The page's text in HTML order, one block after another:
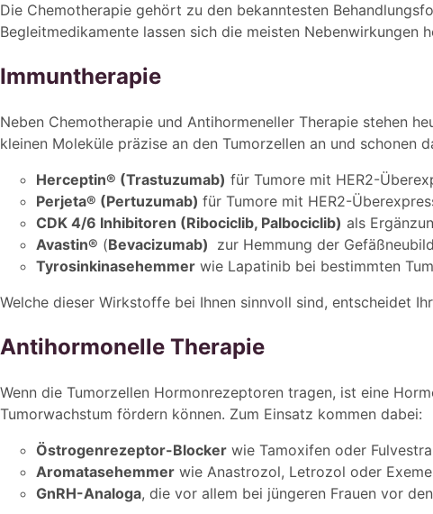
Die Chemotherapie gehört zu den bekanntesten
Begleitmedikamente lassen sich die meisten Nebenwirkungen
Immuntherapie
Neben Chemotherapie und Antihormeneller Therapie stehen
kleinen Moleküle präzise an den Tumorzellen an und schonen
Herceptin® (Trastuzumab) für Tumore mit HER2-
Perjeta® (Pertuzumab) für Tumore mit HER2-
CDK 4/6 Inhibitoren (Ribociclib, Palbociclib) als
Avastin® (Bevacizumab) zur Hemmung der
Tyrosinkinasehemmer wie Lapatinib bei bestimmten
Welche dieser Wirkstoffe bei Ihnen sinnvoll sind, entscheidet
Antihormonelle Therapie
Wenn die Tumorzellen Hormonrezeptoren tragen, ist eine
Tumorwachstum fördern können. Zum Einsatz kommen dabei:
Östrogenrezeptor-Blocker wie Tamoxifen oder
Aromatasehemmer wie Anastrozol, Letrozol oder
GnRH-Analoga, die vor allem bei jüngeren Frauen vor